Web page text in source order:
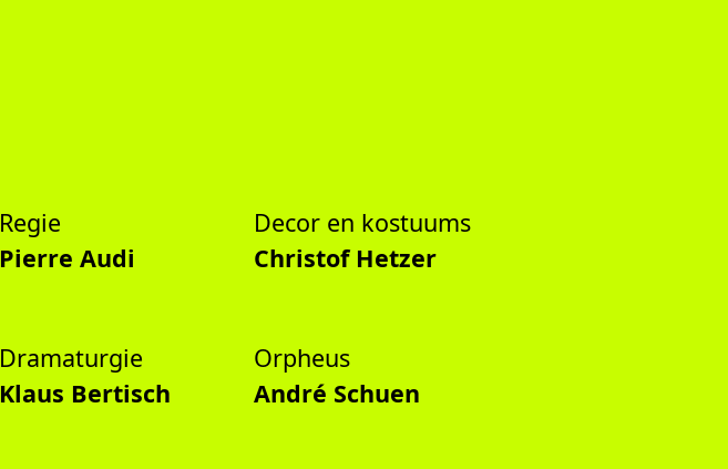
Regie
Pierre Audi
Decor en kostuums
Christof Hetzer
Dramaturgie
Klaus Bertisch
Orpheus
André Schuen